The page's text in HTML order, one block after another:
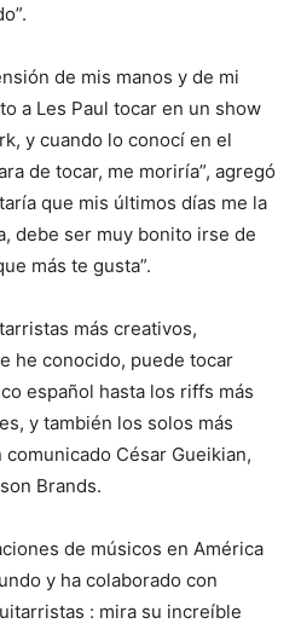
de mis manos y de mi
a Les Paul tocar en un show
y cuando lo conocí en el
de tocar, me moriría”, agregó
que mis últimos días me la
debe ser muy bonito irse de
más te gusta”.
más creativos,
he conocido, puede tocar
español hasta los riffs más
y también los solos más
César Gueikian,
Brands.
de músicos en América
y ha colaborado con
: mira su increíble